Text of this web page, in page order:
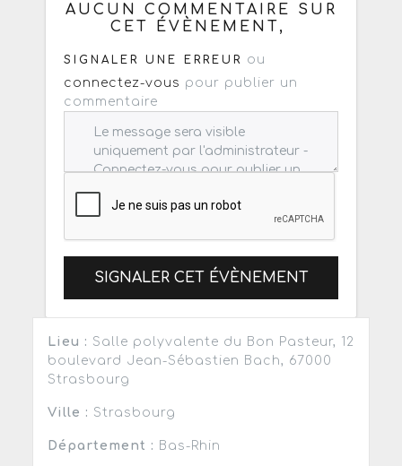
AUCUN COMMENTAIRE SUR
CET ÉVÈNEMENT,
SIGNALER UNE ERREUR
ou
connectez-vous pour publier un
commentaire
SIGNALER CET ÉVÈNEMENT
Lieu : Salle polyvalente du Bon Pasteur, 12
boulevard Jean-Sébastien Bach, 67000
Strasbourg
Ville : Strasbourg
Département : Bas-Rhin